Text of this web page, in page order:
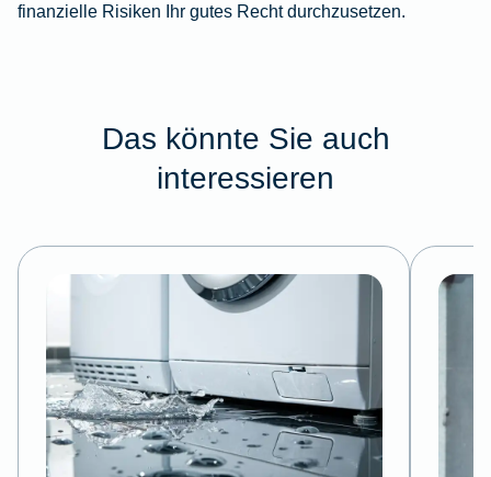
finanzielle Risiken Ihr gutes Recht durchzusetzen.
Das könnte Sie auch
interessieren